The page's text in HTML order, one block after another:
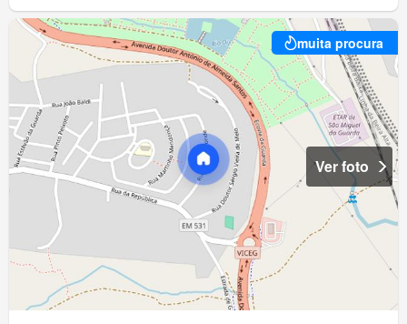
muita procura
Ver foto